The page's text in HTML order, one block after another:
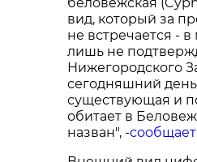
беловежская
вид, который за
не встречается -
лишь не
Нижегородского
сегодняшний
существующая и
обитает в
назван", -сообщает